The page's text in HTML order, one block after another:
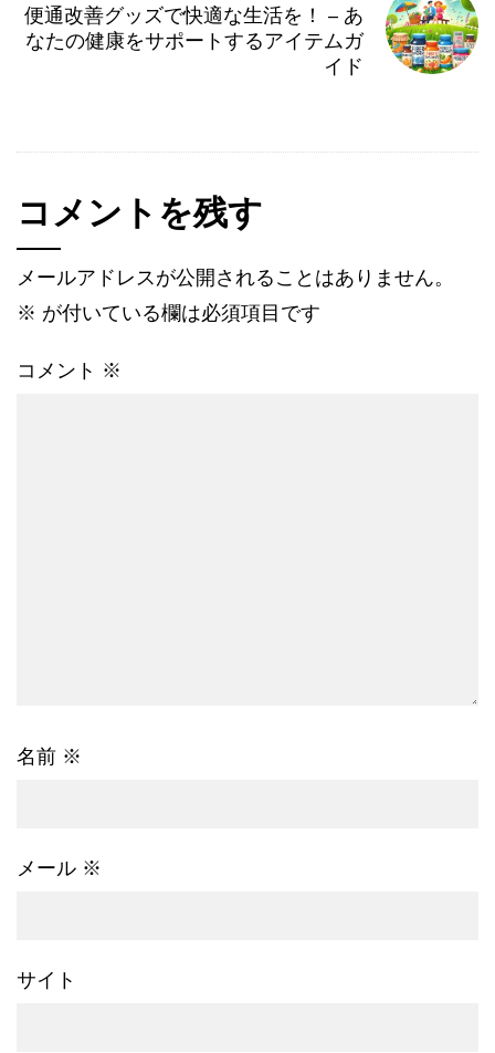
便通改善グッズで快適な生活を！ – あ
なたの健康をサポートするアイテムガ
イド
コメントを残す
メールアドレスが公開されることはありません。
※ が付いている欄は必須項目です
コメント ※
名前 ※
メール ※
サイト